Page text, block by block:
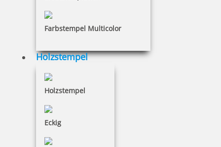
Farbstempel Multicolor
Holzstempel
Holzstempel
Eckig